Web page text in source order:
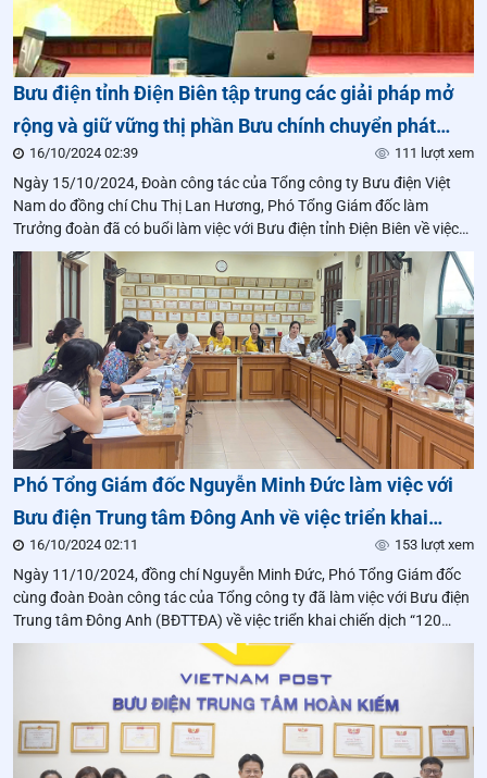
Bưu điện tỉnh Điện Biên tập trung các giải pháp mở
rộng và giữ vững thị phần Bưu chính chuyển phát
trong các tháng cuối năm 2024
16/10/2024 02:39 111 lượt xem
Ngày 15/10/2024, Đoàn công tác của Tổng công ty Bưu điện Việt
Nam do đồng chí Chu Thị Lan Hương, Phó Tổng Giám đốc làm
Trưởng đoàn đã có buổi làm việc với Bưu điện tỉnh Điện Biên về việc
triển khai chiến dịch “120 ngày hành động - Cán đích thành công”.
Phó Tổng Giám đốc Nguyễn Minh Đức làm việc với
Bưu điện Trung tâm Đông Anh về việc triển khai
chiến dịch “120 ngày hành động – Cán đích thành
công”
16/10/2024 02:11 153 lượt xem
Ngày 11/10/2024, đồng chí Nguyễn Minh Đức, Phó Tổng Giám đốc
cùng đoàn Đoàn công tác của Tổng công ty đã làm việc với Bưu điện
Trung tâm Đông Anh (BĐTTĐA) về việc triển khai chiến dịch “120
ngày hành động – Cán đích thành công”.